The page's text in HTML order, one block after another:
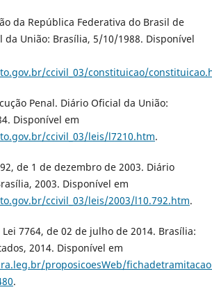
da República Federativa do Brasil de
da União: Brasília, 5/10/1988. Disponível
ccivil_03/constituicao/
Penal. Diário Oficial da União:
Disponível em
ccivil_03/leis/l7210.htm.
de 1 de dezembro de 2003. Diário
2003. Disponível em
ccivil_03/leis/2003/l10.792.htm.
Lei 7764, de 02 de julho de 2014. Brasília:
2014. Disponível em
proposicoesWeb/
.